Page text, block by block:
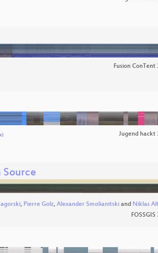
Fusion ConTent
Jugend hackt
, Pierre Golz, Alexander Smolianitskiand Niklas
FOSSGIS